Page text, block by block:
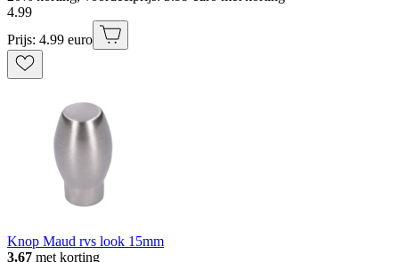
4.99
Prijs: 4.99 euro
Knop Maud rvs look 15mm
3.67 met korting